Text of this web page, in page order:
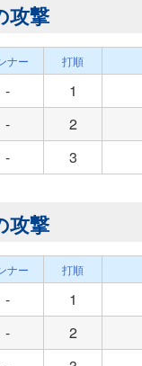
攻撃
ナー 打順
- 1
- 2
- 3
攻撃
ナー 打順
- 1
- 2